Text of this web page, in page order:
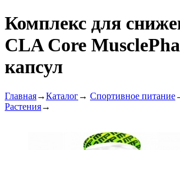
Комплекс для
CLA Core
капсул
Главная→Каталог→ Спортивное питание
Растения→